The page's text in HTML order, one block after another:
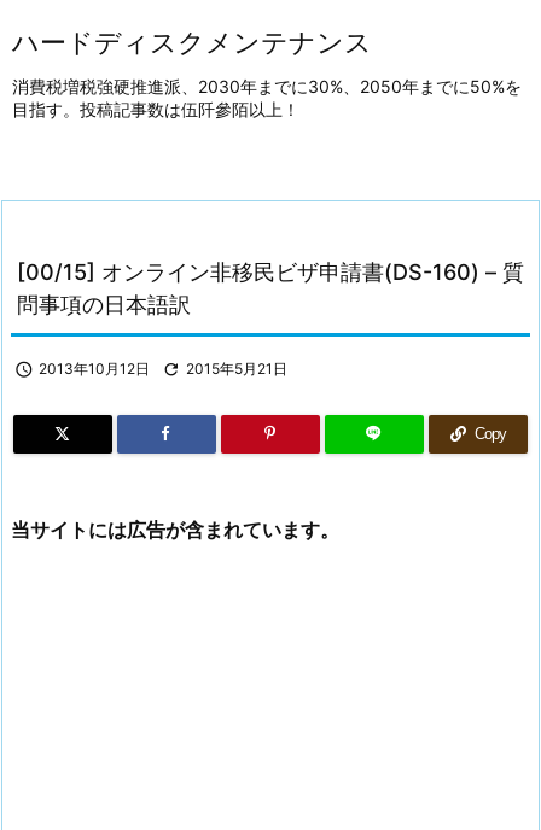
ハードディスクメンテナンス
消費税増税強硬推進派、2030年までに30%、2050年までに50%を
目指す。投稿記事数は伍阡參陌以上！
[00/15] オンライン非移民ビザ申請書(DS-160) – 質
問事項の日本語訳
 2013年10月12日  2015年5月21日
Copy
当サイトには広告が含まれています。